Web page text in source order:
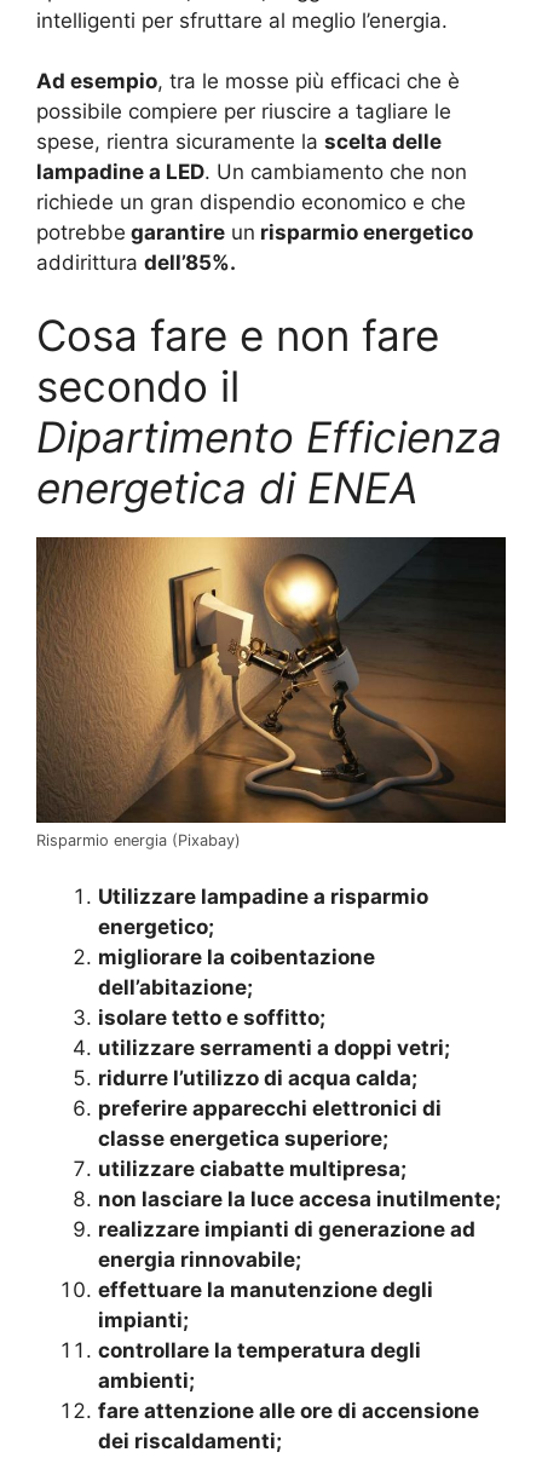
intelligenti per sfruttare al meglio l’energia.
Ad esempio, tra le mosse più efficaci che è
possibile compiere per riuscire a tagliare le
spese, rientra sicuramente la scelta delle
lampadine a LED. Un cambiamento che non
richiede un gran dispendio economico e che
potrebbe garantire un risparmio energetico
addirittura dell’85%.
Cosa fare e non fare
secondo il
Dipartimento Efficienza
energetica di ENEA
Risparmio energia (Pixabay)
Utilizzare lampadine a risparmio
energetico;
migliorare la coibentazione
dell’abitazione;
isolare tetto e soffitto;
utilizzare serramenti a doppi vetri;
ridurre l’utilizzo di acqua calda;
preferire apparecchi elettronici di
classe energetica superiore;
utilizzare ciabatte multipresa;
non lasciare la luce accesa inutilmente;
realizzare impianti di generazione ad
energia rinnovabile;
effettuare la manutenzione degli
impianti;
controllare la temperatura degli
ambienti;
fare attenzione alle ore di accensione
dei riscaldamenti;